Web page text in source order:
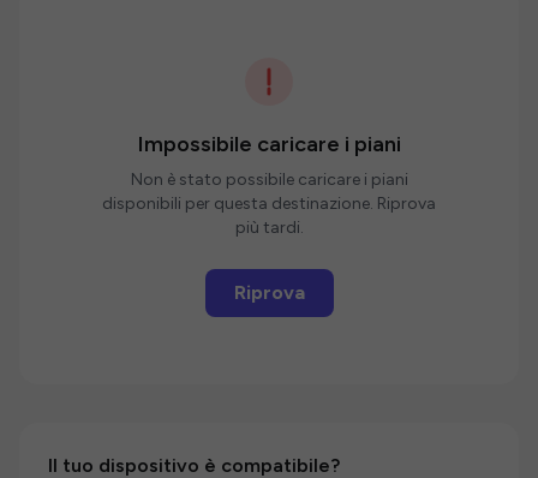
Impossibile caricare i piani
Non è stato possibile caricare i piani
disponibili per questa destinazione. Riprova
più tardi.
Riprova
Il tuo dispositivo è compatibile?